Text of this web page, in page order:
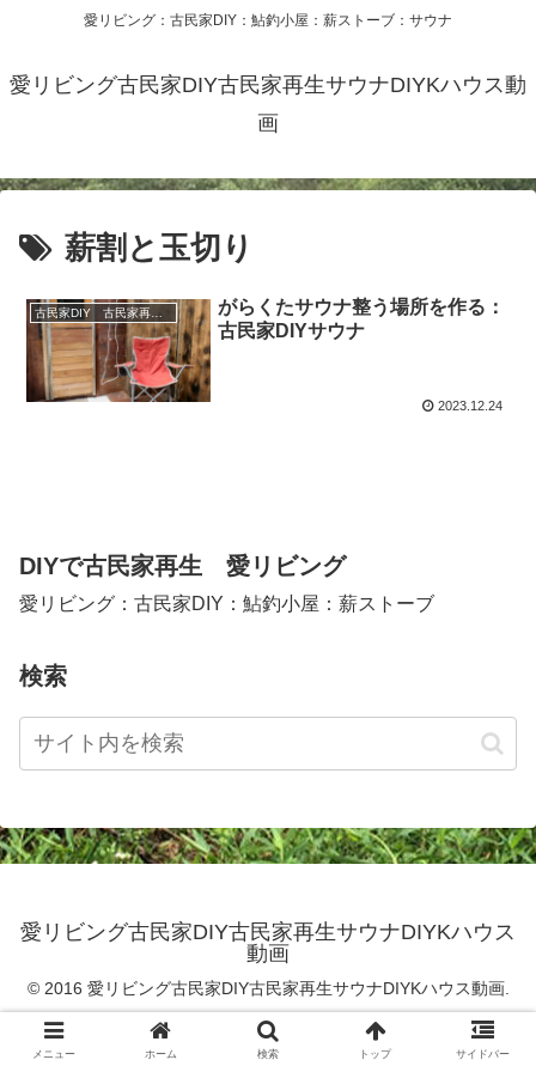
愛リビング：古民家DIY：鮎釣小屋：薪ストーブ：サウナ
愛リビング古民家DIY古民家再生サウナDIYKハウス動
画
薪割と玉切り
がらくたサウナ整う場所を作る：
古民家DIYサウナ
2023.12.24
DIYで古民家再生 愛リビング
愛リビング：古民家DIY：鮎釣小屋：薪ストーブ
検索
愛リビング古民家DIY古民家再生サウナDIYKハウス
動画
© 2016 愛リビング古民家DIY古民家再生サウナDIYKハウス動画.
メニュー ホーム 検索 トップ サイドバー